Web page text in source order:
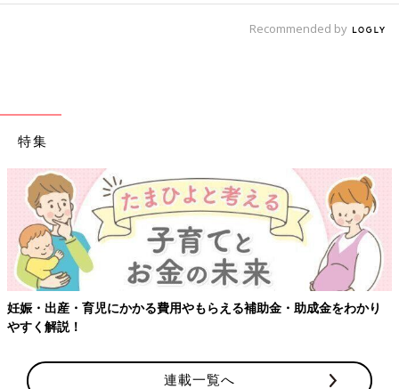
Recommended by
特集
妊娠・出産・育児にかかる費用やもらえる補助金・助成金をわかり
やすく解説！
連載一覧へ